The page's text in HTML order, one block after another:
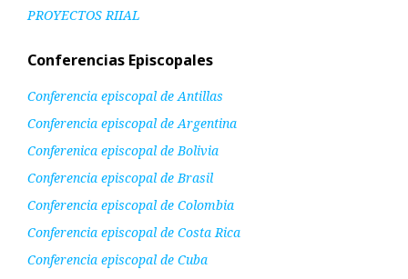
PROYECTOS RIIAL
Conferencias Episcopales
Conferencia episcopal de Antillas
Conferencia episcopal de Argentina
Conferenica episcopal de Bolivia
Conferencia episcopal de Brasil
Conferencia episcopal de Colombia
Conferencia episcopal de Costa Rica
Conferencia episcopal de Cuba